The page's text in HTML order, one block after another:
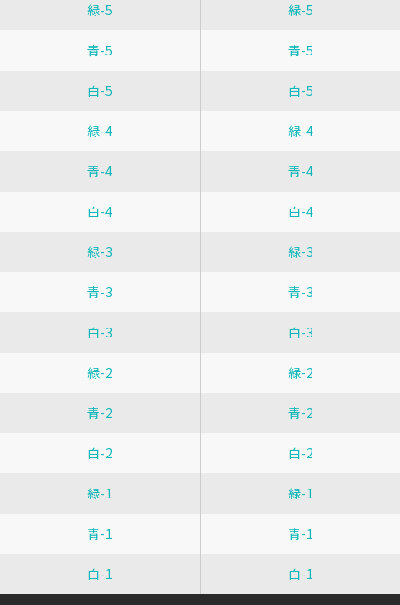
緑-5 緑-5
青-5 青-5
白-5 白-5
緑-4 緑-4
青-4 青-4
白-4 白-4
緑-3 緑-3
青-3 青-3
白-3 白-3
緑-2 緑-2
青-2 青-2
白-2 白-2
緑-1 緑-1
青-1 青-1
白-1 白-1